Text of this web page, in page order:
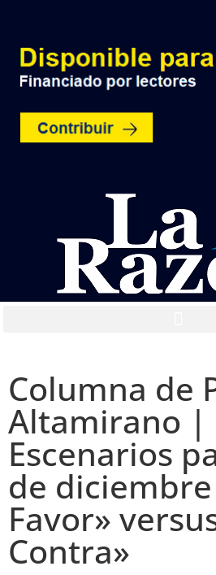
Columna de
Altamirano |
Escenarios
de
Favor»
Contra»